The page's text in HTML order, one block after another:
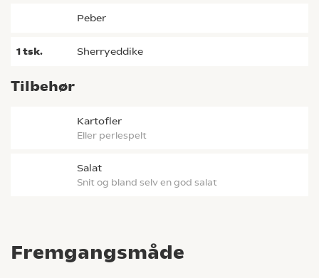
Fremgangsmåde
peber
1tsk. sherryeddike
Tilbehør
kartofler
eller perlespelt
salat
snit og bland selv en god salat